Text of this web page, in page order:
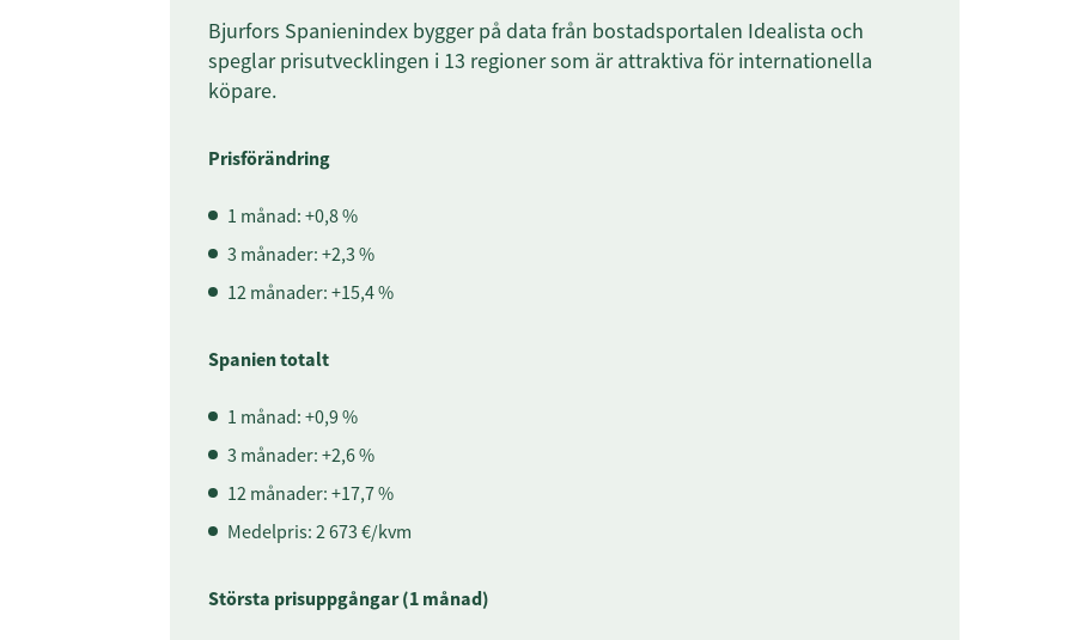
Bjurfors Spanienindex bygger på data från bostadsportalen Idealista och
speglar prisutvecklingen i 13 regioner som är attraktiva för internationella
köpare.
Prisförändring
1 månad: +0,8 %
3 månader: +2,3 %
12 månader: +15,4 %
Spanien totalt
1 månad: +0,9 %
3 månader: +2,6 %
12 månader: +17,7 %
Medelpris: 2 673 €/kvm
Största prisuppgångar (1 månad)